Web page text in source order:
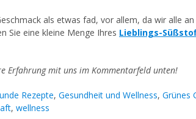
als etwas fad, vor allem, da wir alle
Sie eine kleine Menge Ihres Lieblings-
Erfahrung mit uns im Kommentarfeld unten!
Rezepte, Gesundheit und Wellness, Grünes
, wellness